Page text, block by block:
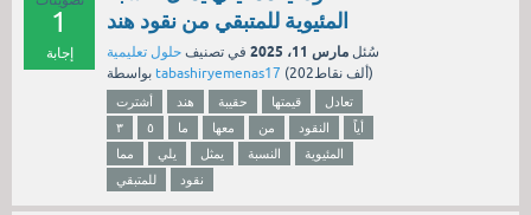
1
إجابة
المئيوية للمتبقي من نقود هند
سُئل مارس 11، 2025 في تصنيف حلول تعليمية
tabashiryemenas17 ( 202ألف نقاط)
أشترت هند حقيبة قيمتها
تعادل
٣
٥ ما معها من النقود
أياً
مما
يلي يمثل النسبة
المئيوية
للمتبقي
نقود